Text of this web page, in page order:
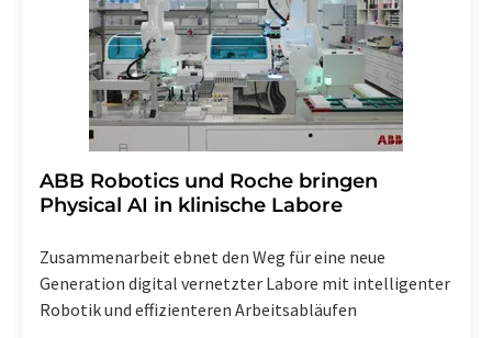
Abbestellung des entsprechenden Newsletters
enthalten.
​​​​​​​ABB Robotics und Roche bringen
Physical AI in klinische Labore
Zusammenarbeit ebnet den Weg für eine neue
Generation digital vernetzter Labore mit intelligenter
Robotik und effizienteren Arbeitsabläufen